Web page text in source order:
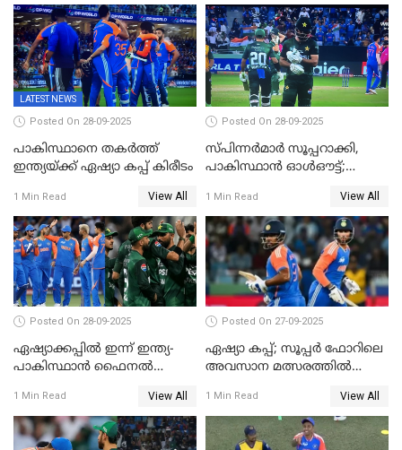
സ്ഥിരീകരിച്ച് മെസി
LATEST NEWS
Posted On 28-09-2025
പാകിസ്ഥാനെ തകർത്ത്
ഇന്ത്യയ്ക്ക് ഏഷ്യാ കപ്പ് കിരീടം
1 Min Read View All
Posted On 28-09-2025
സ്പിന്നർമാർ സൂപ്പറാക്കി,
പാകിസ്ഥാൻ ഓൾഔട്ട്;
വിജയലക്ഷ്യം, കുൽദീപിന് 4
വിക്കറ്റ്
1 Min Read View All
Posted On 28-09-2025
ഏഷ്യാക്കപ്പില്‍ ഇന്ന് ഇന്ത്യ-
പാകിസ്ഥാന്‍ ഫൈനല്‍
1 Min Read View All
Posted On 27-09-2025
ഏഷ്യാ കപ്പ്; സൂപ്പർ ഫോറിലെ
അവസാന മത്സരത്തിൽ
1 Min Read View All